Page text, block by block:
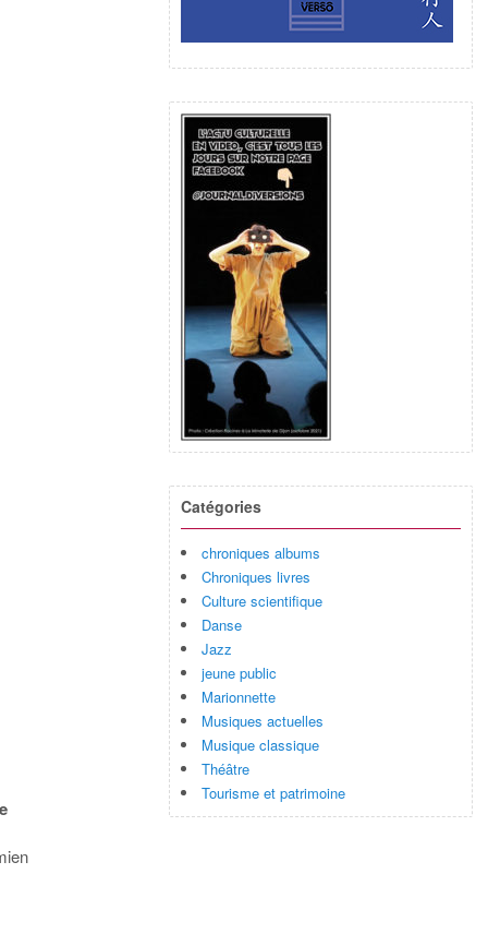
Catégories
chroniques albums
Chroniques livres
Culture scientifique
Danse
Jazz
jeune public
Marionnette
Musiques actuelles
Musique classique
Théâtre
Tourisme et patrimoine